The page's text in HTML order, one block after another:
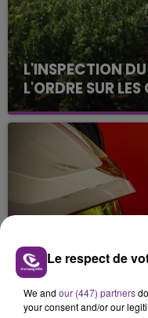
L'INSPECTION
L'ORDRE SUR
Alors que les dates
s'est avéré être
l'inspection du
les conditions de...
UN FEU DE
CIRCULATION
Un feu de
Le respect de
We and our (447) partners
your consent and/or our